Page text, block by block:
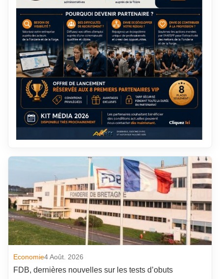
Economie4 Août. 2026
FDB, dernières nouvelles sur les tests d’obuts